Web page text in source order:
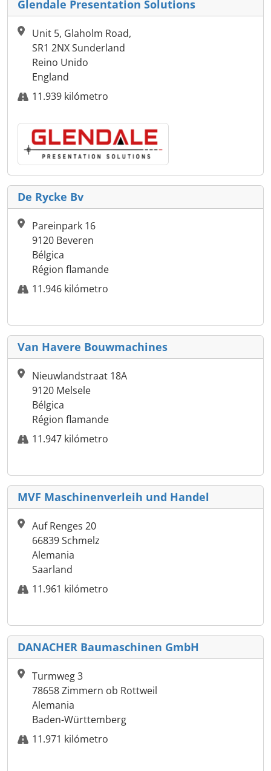
Glendale Presentation Solutions
Unit 5, Glaholm Road,
SR1 2NX Sunderland
Reino Unido
England
11.939 kilómetro
De Rycke Bv
Pareinpark 16
9120 Beveren
Bélgica
Région flamande
11.946 kilómetro
Van Havere Bouwmachines
Nieuwlandstraat 18A
9120 Melsele
Bélgica
Région flamande
11.947 kilómetro
MVF Maschinenverleih und Handel
Auf Renges 20
66839 Schmelz
Alemania
Saarland
11.961 kilómetro
DANACHER Baumaschinen GmbH
Turmweg 3
78658 Zimmern ob Rottweil
Alemania
Baden-Württemberg
11.971 kilómetro